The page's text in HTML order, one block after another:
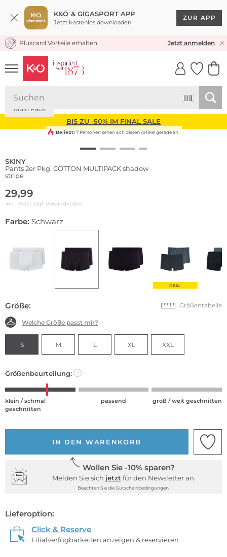
K&Ö & GIGASPORT APP
Jetzt kostenlos downloaden
ZUR APP
KOSTENLOSER VERSAND* & RÜCKVERSAND
Pluscard Vorteile erhalten Jetzt anmelden
UNSERE APP
CLICK &
BIS ZU -50% IM FINAL SALE
Multi Pack
Beliebt! 7 Personen sehen sich diesen Artikel gerade an
SKINY
Pants 2er Pkg. COTTON MULTIPACK shadow
stripe
29,99
inkl. Mwst zzgl. Versandkosten
Farbe: Schwarz
DEAL
Größe: Größentabelle
Welche Größe passt mir?
S M L XL XXL
Größenbeurteilung: ?
klein / schmal
geschnitten
passend groß / weit geschnitten
IN DEN WARENKORB
Wollen Sie -10% sparen?
Melden Sie sich jetzt für den Newsletter an.
Beachten Sie die Gutscheinbedingungen.
Lieferoption:
Click & Reserve
Filialverfügbarkeiten anzeigen & reservieren